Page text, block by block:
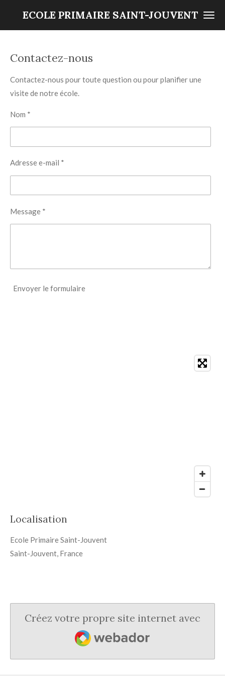
PasserECOLE PRIMAIRE SAINT-JOUVENT
Contactez-nous
Contactez-nous pour toute question ou pour planifier une
visite de notre école.
Nom *
Adresse e-mail *
Message *
Envoyer le formulaire
Localisation
Ecole Primaire Saint-Jouvent
Saint-Jouvent, France
Créez votre propre site internet avec
Webador